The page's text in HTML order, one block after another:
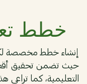
خطط
إنشاء خطط مخصصة
حيث تضمن تحقيق
التعليمية، كما تراعي